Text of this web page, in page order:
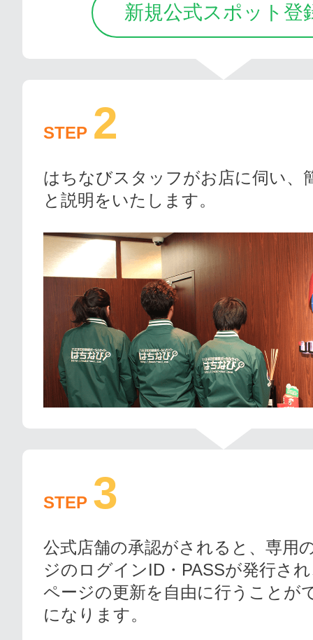
新規公式スポット登
STEP 2
はちなびスタッフがお店に伺い、
と説明をいたします。
STEP 3
公式店舗の承認がされると、専用
ジのログインID・PASSが発行さ
ページの更新を自由に行うことが
になります。